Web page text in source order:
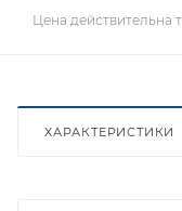
Цена действительна
ХАРАКТЕРИСТИКИ